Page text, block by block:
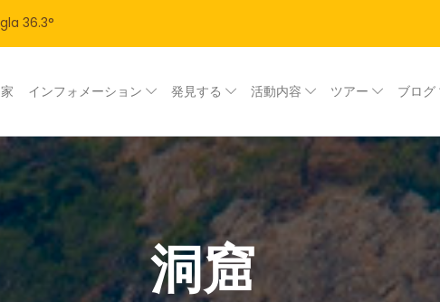
36.3°
家 インフォメーション 発見する 活動内容 ツアー ブログ
洞窟